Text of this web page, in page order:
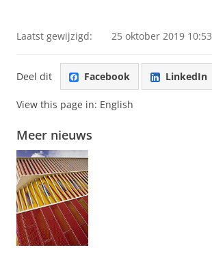
Laatst gewijzigd: 25 oktober 2019 10:53
Deel dit Facebook LinkedIn
View this page in: English
Meer nieuws